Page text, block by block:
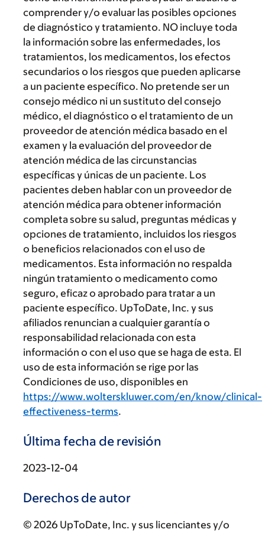
comprender y/o evaluar las posibles opciones
de diagnóstico y tratamiento. NO incluye toda
la información sobre las enfermedades, los
tratamientos, los medicamentos, los efectos
secundarios o los riesgos que pueden aplicarse
a un paciente específico. No pretende ser un
consejo médico ni un sustituto del consejo
médico, el diagnóstico o el tratamiento de un
proveedor de atención médica basado en el
examen y la evaluación del proveedor de
atención médica de las circunstancias
específicas y únicas de un paciente. Los
pacientes deben hablar con un proveedor de
atención médica para obtener información
completa sobre su salud, preguntas médicas y
opciones de tratamiento, incluidos los riesgos
o beneficios relacionados con el uso de
medicamentos. Esta información no respalda
ningún tratamiento o medicamento como
seguro, eficaz o aprobado para tratar a un
paciente específico. UpToDate, Inc. y sus
afiliados renuncian a cualquier garantía o
responsabilidad relacionada con esta
información o con el uso que se haga de esta. El
uso de esta información se rige por las
Condiciones de uso, disponibles en
https://www.wolterskluwer.com/en/know/clinical-
effectiveness-terms.
Última fecha de revisión
2023-12-04
Derechos de autor
© 2026 UpToDate, Inc. y sus licenciantes y/o